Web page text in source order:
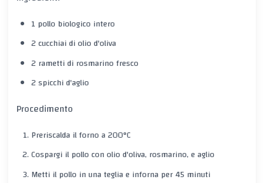
1 pollo biologico intero
2 cucchiai di olio d'oliva
2 rametti di rosmarino fresco
2 spicchi d'aglio
Procedimento
Preriscalda il forno a 200°C
Cospargi il pollo con olio d'oliva, rosmarino, e aglio
Metti il pollo in una teglia e inforna per 45 minuti